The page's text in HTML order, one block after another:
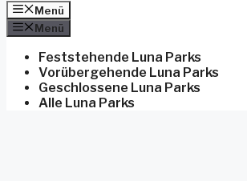
Menü
Menü
Feststehende Luna Parks
Vorübergehende Luna Parks
Geschlossene Luna Parks
Alle Luna Parks